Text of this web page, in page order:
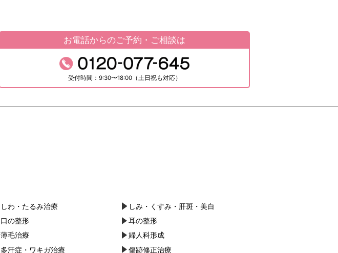
お電話からのご予約・ご相談は
受付時間：9:30〜18:00（土日祝も対応）
しわ・たるみ治療
しみ・くすみ・肝斑・美白
口の整形
耳の整形
薄毛治療
婦人科形成
多汗症・ワキガ治療 傷跡修正治療